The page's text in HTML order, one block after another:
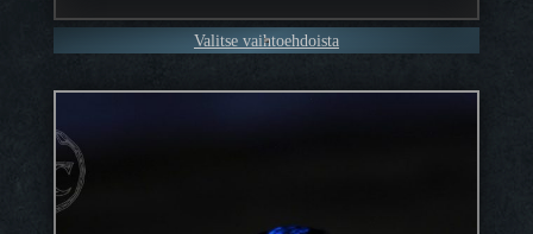
–
94,90 €
Valitse vaihtoehdoista